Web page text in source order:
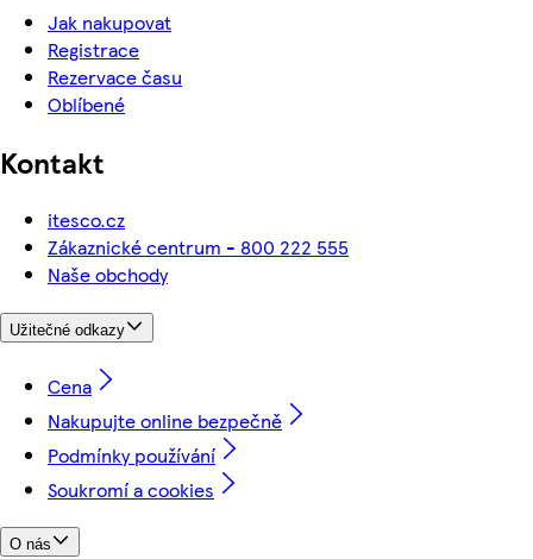
Jak nakupovat
Registrace
Rezervace času
Oblíbené
Kontakt
itesco.cz
Zákaznické centrum - 800 222 555
Naše obchody
Užitečné odkazy
Cena
Nakupujte online bezpečně
Podmínky používání
Soukromí a cookies
O nás